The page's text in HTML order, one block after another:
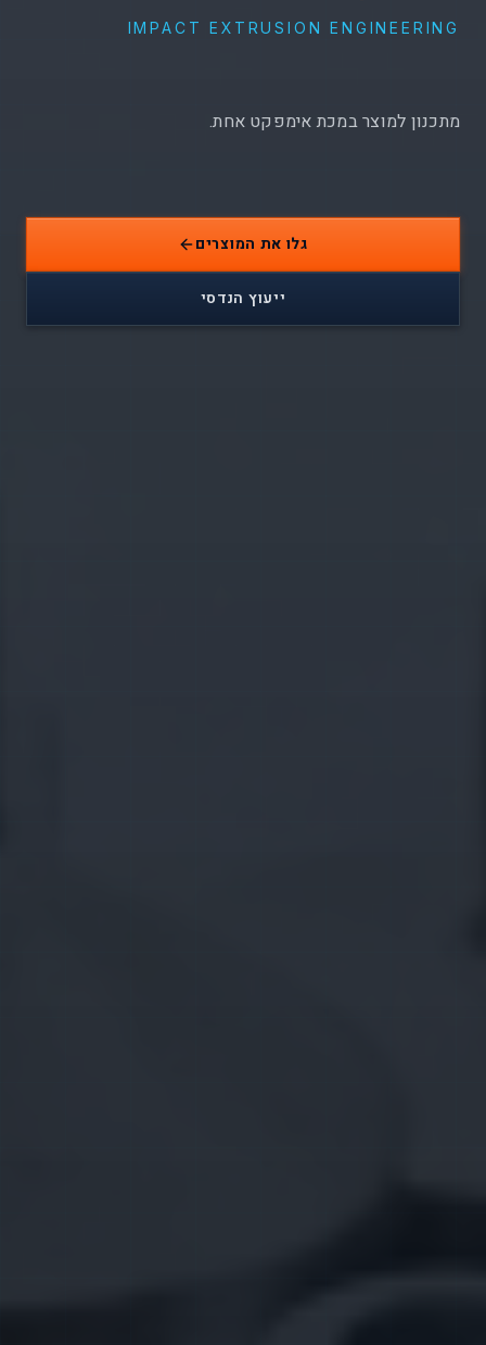
IMPACT EXTRUSION ENGINEERING
מתכנון למוצר במכת אימפקט אחת.
גלו את המוצרים
ייעוץ הנדסי